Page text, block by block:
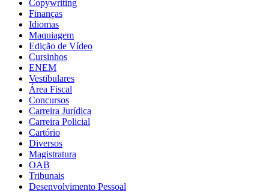
Copywriting
Finanças
Idiomas
Maquiagem
Edição de Vídeo
Cursinhos
ENEM
Vestibulares
Área Fiscal
Concursos
Carreira Jurídica
Carreira Policial
Cartório
Diversos
Magistratura
OAB
Tribunais
Desenvolvimento Pessoal